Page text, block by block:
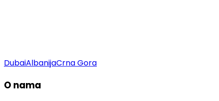
DubaiAlbanijaCrna Gora
O nama